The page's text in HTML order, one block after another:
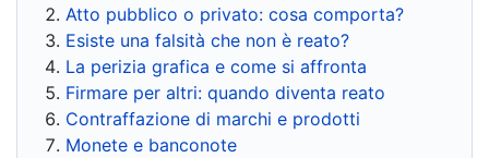
Atto pubblico o privato: cosa comporta?
Esiste una falsità che non è reato?
La perizia grafica e come si affronta
Firmare per altri: quando diventa reato
Contraffazione di marchi e prodotti
Monete e banconote